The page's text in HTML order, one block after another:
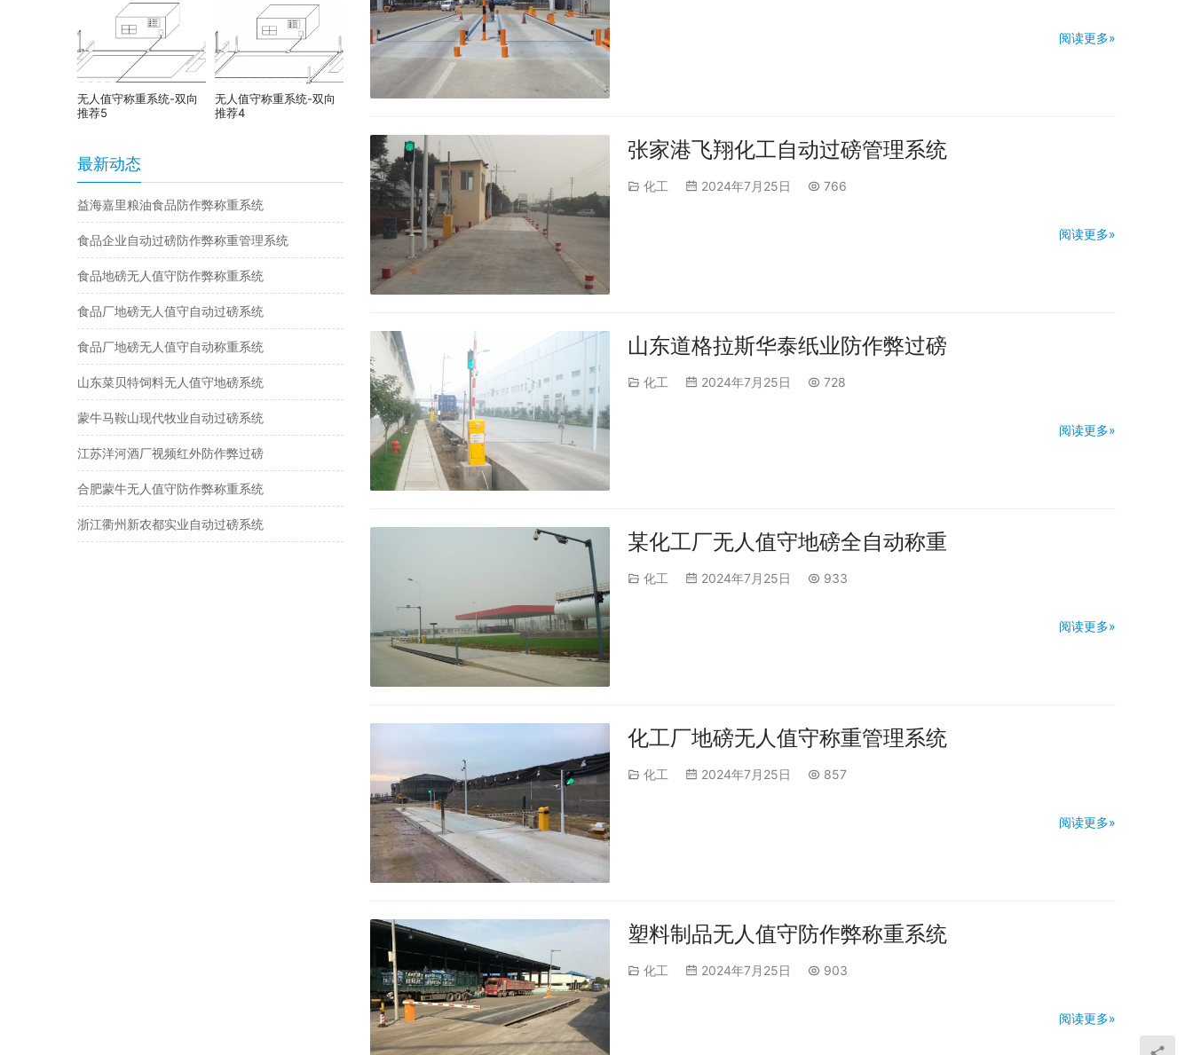
阅读更多»
张家港飞翔化工自动过磅管理系统
化工 2024年7月25日 766
阅读更多»
山东道格拉斯华泰纸业防作弊过磅
化工 2024年7月25日 728
阅读更多»
某化工厂无人值守地磅全自动称重
化工 2024年7月25日 933
阅读更多»
化工厂地磅无人值守称重管理系统
化工 2024年7月25日 857
阅读更多»
塑料制品无人值守防作弊称重系统
化工 2024年7月25日 903
阅读更多»
无人值守称重系统-双向
推荐5
无人值守称重系统-双向
推荐4
最新动态
益海嘉里粮油食品防作弊称重系统
食品企业自动过磅防作弊称重管理系统
食品地磅无人值守防作弊称重系统
食品厂地磅无人值守自动过磅系统
食品厂地磅无人值守自动称重系统
山东菜贝特饲料无人值守地磅系统
蒙牛马鞍山现代牧业自动过磅系统
江苏洋河酒厂视频红外防作弊过磅
合肥蒙牛无人值守防作弊称重系统
浙江衢州新农都实业自动过磅系统